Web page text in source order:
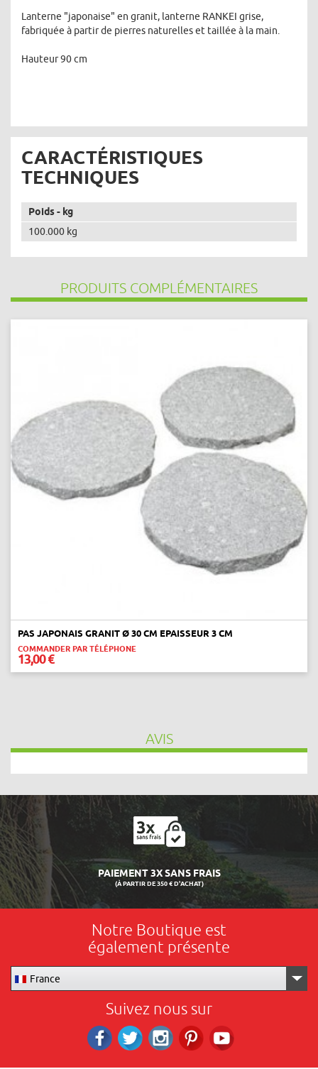
Lanterne "japonaise" en granit, lanterne RANKEI grise,
fabriquée à partir de pierres naturelles et taillée à la main.
Hauteur 90 cm
CARACTÉRISTIQUES
TECHNIQUES
Poids - kg
100.000 kg
PRODUITS COMPLÉMENTAIRES
PAS JAPONAIS GRANIT Ø 30 CM EPAISSEUR 3 CM
COMMANDER PAR TÉLÉPHONE
13,00 €
AVIS
LIVRAISON 24/48H
Notre Boutique est
également présente
France
Suivez nous sur